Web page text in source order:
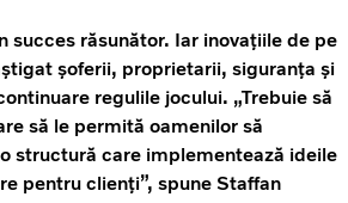
succes răsunător. Iar inovațiile de pe
șoferii, proprietarii, siguranța și
regulile jocului. „Trebuie să
să le permită oamenilor să
structură care implementează ideile
pentru clienți”, spune Staffan